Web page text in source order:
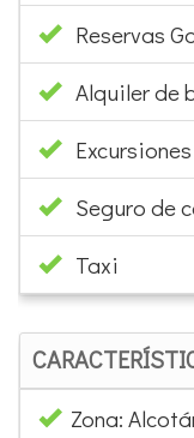
Reservas
Alquiler de
Seguro de
Taxi
Zona: